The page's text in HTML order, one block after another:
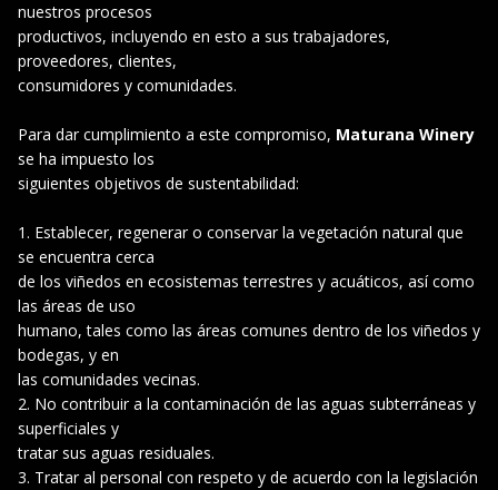
nuestros procesos
productivos, incluyendo en esto a sus trabajadores,
proveedores, clientes,
consumidores y comunidades.
Para dar cumplimiento a este compromiso, Maturana Winery
se ha impuesto los
siguientes objetivos de sustentabilidad:
Establecer, regenerar o conservar la vegetación natural que
se encuentra cerca
de los viñedos en ecosistemas terrestres y acuáticos, así como
las áreas de uso
humano, tales como las áreas comunes dentro de los viñedos y
bodegas, y en
las comunidades vecinas.
No contribuir a la contaminación de las aguas subterráneas y
superficiales y
tratar sus aguas residuales.
Tratar al personal con respeto y de acuerdo con la legislación